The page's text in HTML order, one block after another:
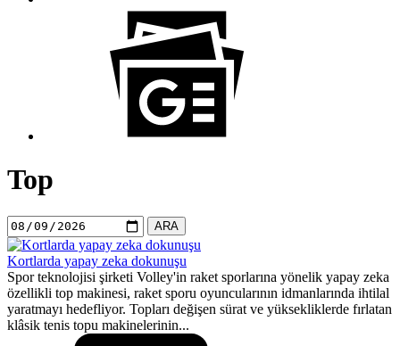
Top
ARA
Kortlarda yapay zeka dokunuşu
Spor teknolojisi şirketi Volley'in raket sporlarına yönelik yapay zeka
özellikli top makinesi, raket sporu oyuncularının idmanlarında ihtilal
yaratmayı hedefliyor. Topları değişen sürat ve yüksekliklerde fırlatan
klâsik tenis topu makinelerinin...